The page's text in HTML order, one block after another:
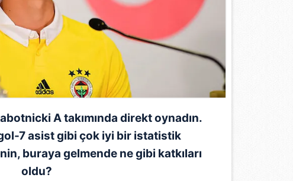
A takımında direkt oynadın.
7 asist gibi çok iyi bir istatistik
buraya gelmende ne gibi katkıları
oldu?